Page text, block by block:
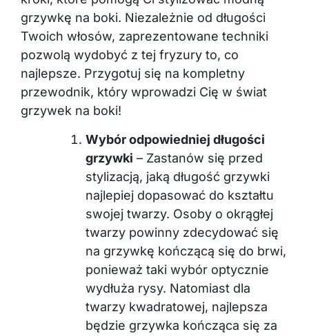
grzywkę na boki. Niezależnie od długości
Twoich włosów, zaprezentowane techniki
pozwolą wydobyć z tej fryzury to, co
najlepsze. Przygotuj się na kompletny
przewodnik, który wprowadzi Cię w świat
grzywek na boki!
Wybór odpowiedniej długości
grzywki – Zastanów się przed
stylizacją, jaką długość grzywki
najlepiej dopasować do kształtu
swojej twarzy. Osoby o okrągłej
twarzy powinny zdecydować się
na grzywkę kończącą się do brwi,
ponieważ taki wybór optycznie
wydłuża rysy. Natomiast dla
twarzy kwadratowej, najlepsza
będzie grzywka kończąca się za